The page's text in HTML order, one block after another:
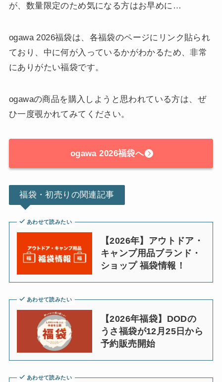
が、数量限定のため気になる方はお早めに…
ogawa 2026福袋は、各福袋のページにリンク貼られ
ており、中に何が入っているかがわかるため、非常
にありがたい福袋です。
ogawaの商品を購入しようと思われている方は、ぜ
ひ一度覗かれてみてください。
ogawa 2026福袋へ
福袋・初売りの関連記事
あわせて読みたい
【2026年】アウトドア・
キャンプ用品ブランド・
ショップ 福袋情報！
あわせて読みたい
【2026年福袋】DODの
うさ福袋が12月25日から
予約販売開始
あわせて読みたい